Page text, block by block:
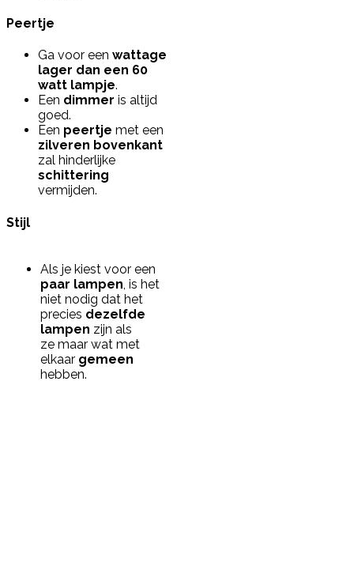
Peertje
Ga voor een wattage
lager dan een 60
watt lampje.
Een dimmer is altijd
goed.
Een peertje met een
zilveren bovenkant
zal hinderlijke
schittering
vermijden.
Stijl
Als je kiest voor een
paar lampen , is het
niet nodig dat het
precies dezelfde
lampen zijn als
ze maar wat met
elkaar gemeen
hebben.